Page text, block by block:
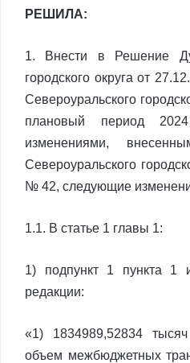
РЕШИЛА:
1. Внести в Решение
городского округа от
Североуральского
плановый период
изменениями,
Североуральского
№ 42, следующие
1.1. В статье 1 главы 1:
1) подпункт 1 пункта 1
редакции:
«1) 1834989,52834
объем межбюджетных